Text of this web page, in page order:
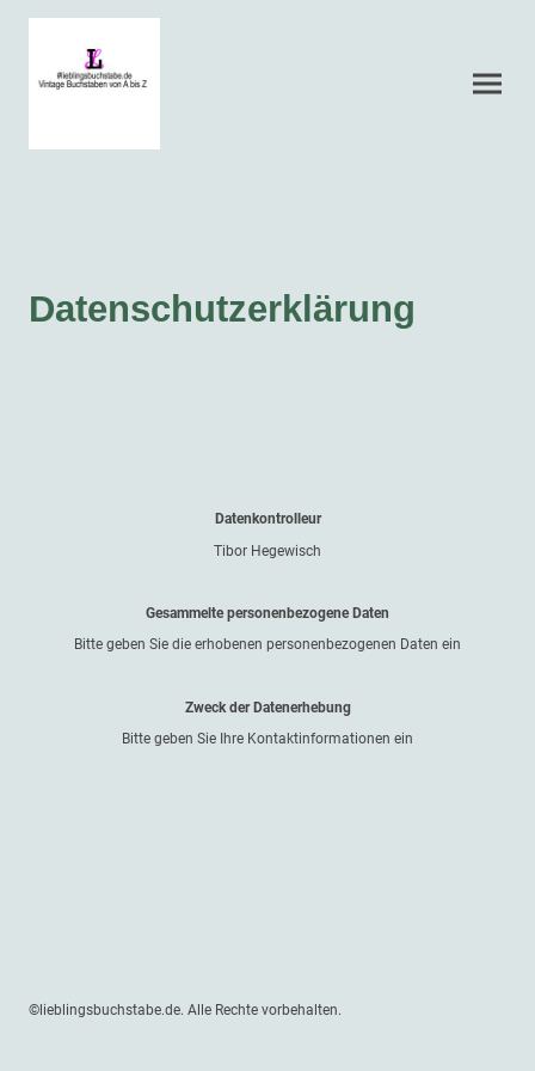
Datenschutzerklärung
Datenkontrolleur
Tibor Hegewisch
Gesammelte personenbezogene Daten
Bitte geben Sie die erhobenen personenbezogenen Daten ein
Zweck der Datenerhebung
Bitte geben Sie Ihre Kontaktinformationen ein
©lieblingsbuchstabe.de. Alle Rechte vorbehalten.